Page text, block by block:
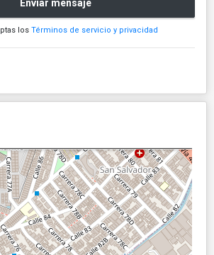
Enviar mensaje
los Términos de servicio y privacidad